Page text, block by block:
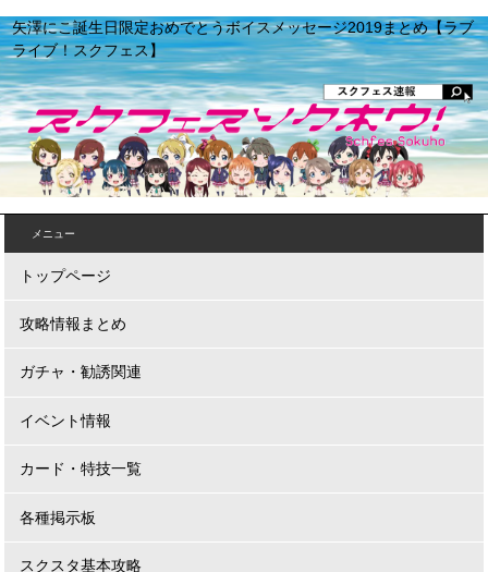
矢澤にこ誕生日限定おめでとうボイスメッセージ2019まとめ【ラブ
ライブ！スクフェス】
メニュー
トップページ
攻略情報まとめ
ガチャ・勧誘関連
イベント情報
カード・特技一覧
各種掲示板
スクスタ基本攻略